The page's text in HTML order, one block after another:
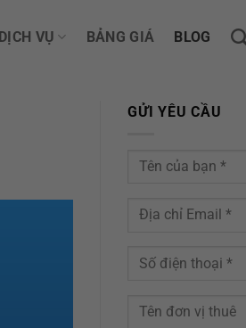
DỊCH VỤ BẢNG GIÁ BLOG
GỬI YÊU CẦU